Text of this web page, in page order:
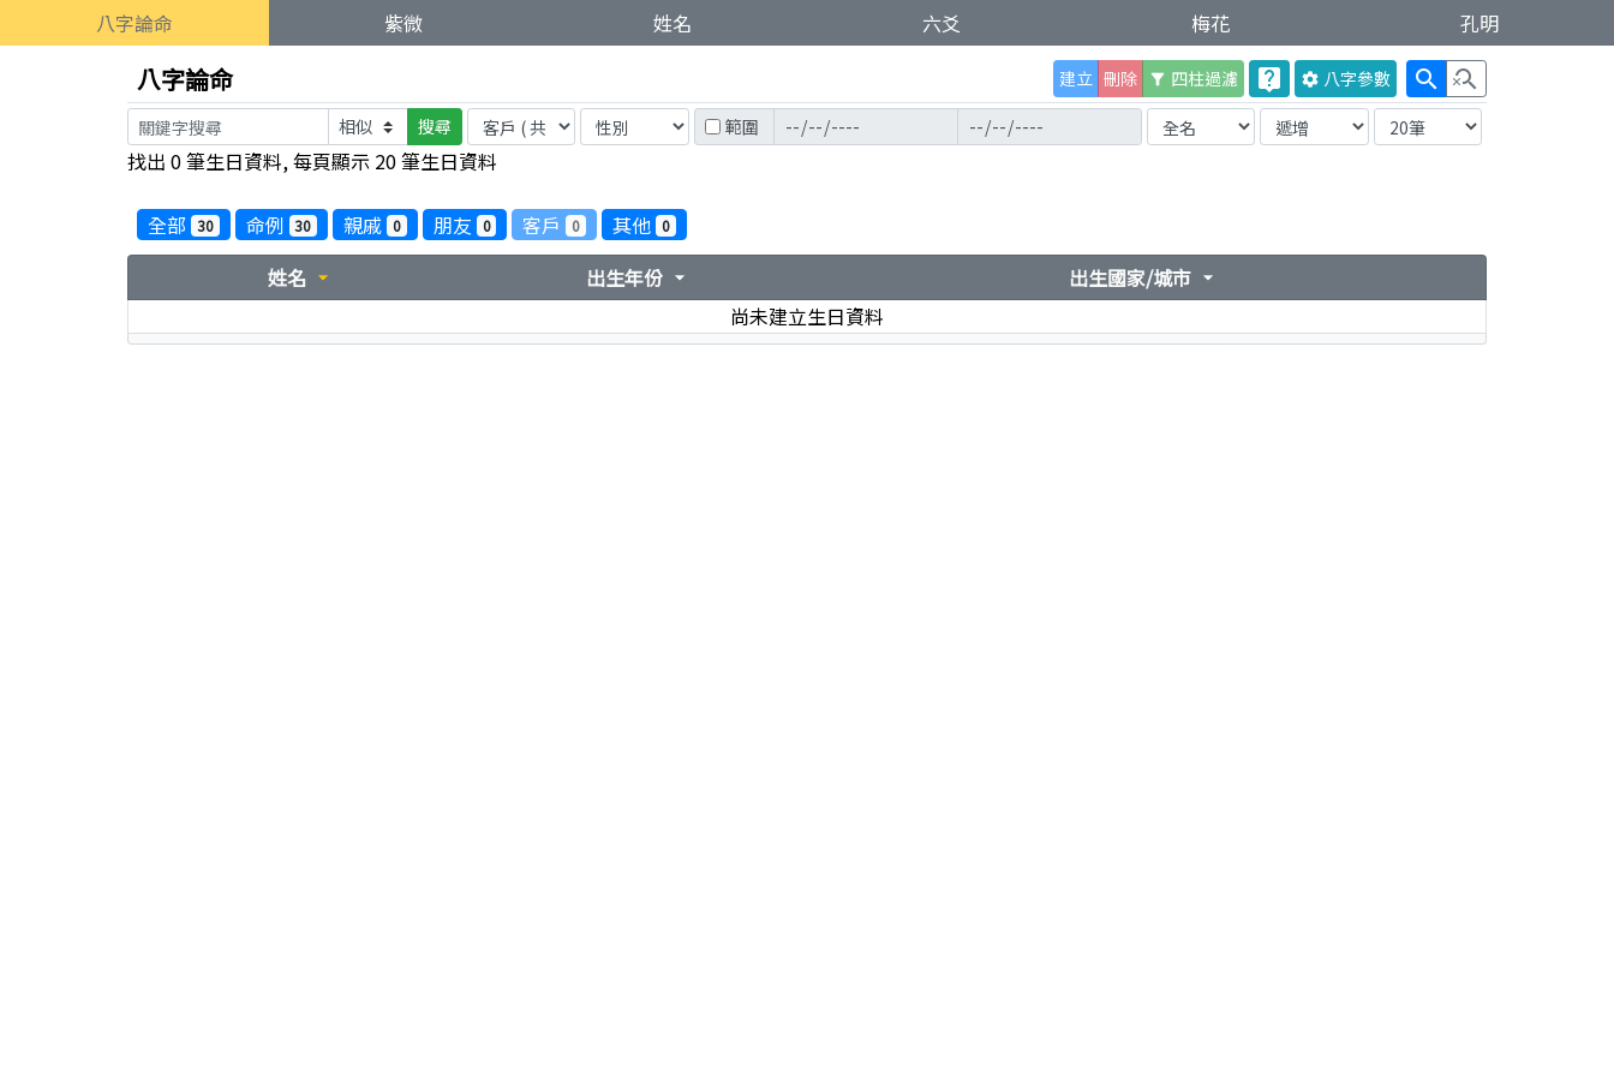
八字論命 紫微 姓名 六爻 梅花 孔明
八字論命 建立 刪除 filter_alt 四柱過濾 live_help settings 八字參數 search search_off
搜尋 範圍
找出 0 筆生日資料, 每頁顯示 20 筆生日資料
全部 30 命例 30 親戚 0 朋友 0 客戶 0 其他 0
姓名 arrow_drop_down 出生年份 arrow_drop_down 出生國家/城市 arrow_drop_down
尚未建立生日資料